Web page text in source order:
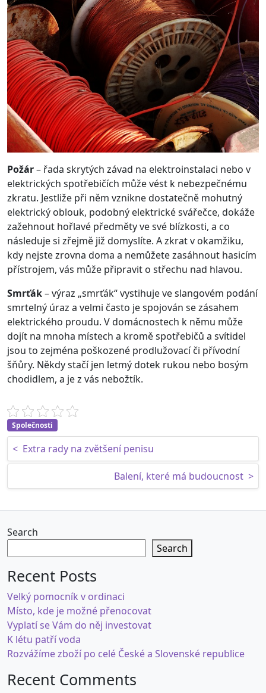
Požár– řada skrytých závad na elektroinstalaci nebo v
elektrických spotřebičích může vést k nebezpečnému
zkratu. Jestliže při něm vznikne dostatečně mohutný
elektrický oblouk, podobný elektrické svářečce, dokáže
zažehnout hořlavé předměty ve své blízkosti, a co
následuje si zřejmě již domyslíte. A zkrat v okamžiku,
kdy nejste zrovna doma a nemůžete zasáhnout hasicím
přístrojem, vás může připravit o střechu nad hlavou.
Smrťák– výraz „smrťák“ vystihuje ve slangovém podání
smrtelný úraz a velmi často je spojován se zásahem
elektrického proudu. V domácnostech k němu může
dojít na mnoha místech a kromě spotřebičů a svítidel
jsou to zejména poškozené prodlužovací či přívodní
šňůry. Někdy stačí jen letmý dotek rukou nebo bosým
chodidlem, a je z vás nebožtík.
Společnosti
Post navigation
< Extra rady na zvětšení penisu
Balení, které má budoucnost >
Search
Search
Recent Posts
Velký pomocník v ordinaci
Místo, kde je možné přenocovat
Vyplatí se Vám do něj investovat
K létu patří voda
Rozvážíme zboží po celé České a Slovenské republice
Recent Comments